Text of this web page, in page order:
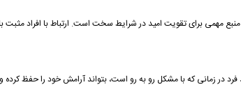
منبع مهمی برای تقویت امید در شرایط سخت است. ارتباط با افراد
زمانی که با مشکل رو به رو است، بتواند آرامش خود را حفظ کرده و